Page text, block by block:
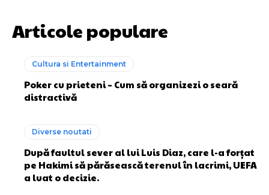
Articole populare
Cultura si Entertainment
Poker cu prieteni – Cum să organizezi o seară
distractivă
Diverse noutati
După faultul sever al lui Luis Diaz, care l-a forțat
pe Hakimi să părăsească terenul în lacrimi, UEFA
a luat o decizie.